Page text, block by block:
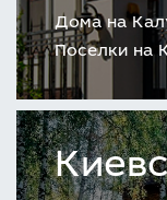
Дома на
Поселки на